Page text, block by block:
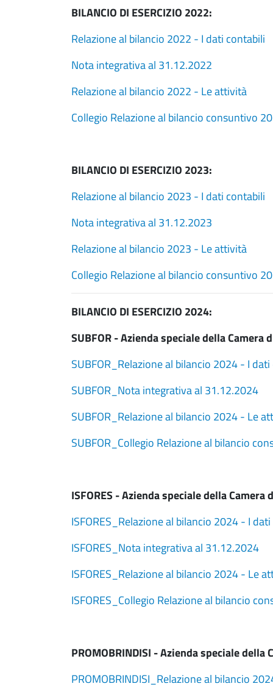
BILANCIO DI ESERCIZIO 2022:
Relazione al bilancio 2022 - I dati contabili
Nota integrativa al 31.12.2022
Relazione al bilancio 2022 - Le attività
Collegio Relazione al bilancio consuntivo
BILANCIO DI ESERCIZIO 2023:
Relazione al bilancio 2023 - I dati contabili
Nota integrativa al 31.12.2023
Relazione al bilancio 2023 - Le attività
Collegio Relazione al bilancio consuntivo
BILANCIO DI ESERCIZIO 2024:
SUBFOR - Azienda speciale della
SUBFOR_Relazione al bilancio 2024 - I
SUBFOR_Nota integrativa al 31.12.2024
SUBFOR_Relazione al bilancio 2024 - Le
SUBFOR_Collegio Relazione al bilancio
ISFORES - Azienda speciale della
ISFORES_Relazione al bilancio 2024 - I
ISFORES_Nota integrativa al 31.12.2024
ISFORES_Relazione al bilancio 2024 - Le
ISFORES_Collegio Relazione al bilancio
PROMOBRINDISI - Azienda speciale
PROMOBRINDISI_Relazione al bilancio